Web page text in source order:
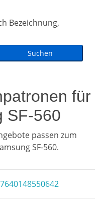
Bezeichnung,
für
SF-560
passen zum
SF-560.